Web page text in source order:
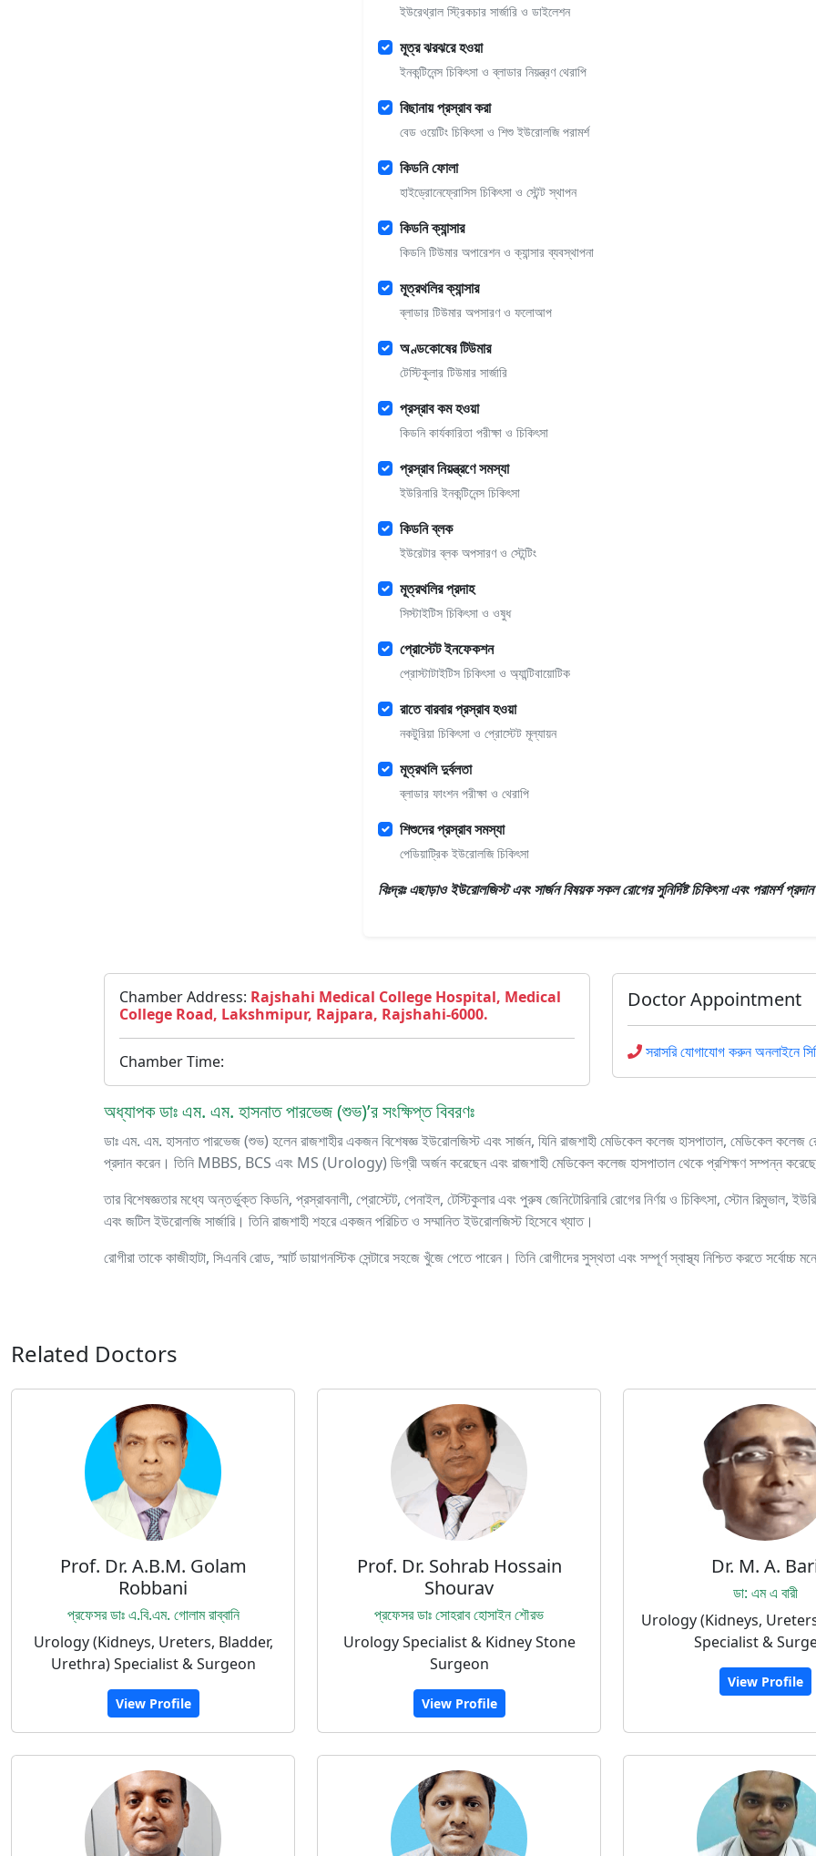
ইউরেথ্রাল স্ট্রিকচার সার্জারি ও ডাইলেশন
মূত্র ঝরঝরে হওয়া
ইনকন্টিনেন্স চিকিৎসা ও ব্লাডার নিয়ন্ত্রণ থেরাপি
বিছানায় প্রস্রাব করা
বেড ওয়েটিং চিকিৎসা ও শিশু ইউরোলজি পরামর্শ
কিডনি ফোলা
হাইড্রোনেফ্রোসিস চিকিৎসা ও স্টেন্ট স্থাপন
কিডনি ক্যান্সার
কিডনি টিউমার অপারেশন ও ক্যান্সার ব্যবস্থাপনা
মূত্রথলির ক্যান্সার
ব্লাডার টিউমার অপসারণ ও ফলোআপ
অণ্ডকোষের টিউমার
টেস্টিকুলার টিউমার সার্জারি
প্রস্রাব কম হওয়া
কিডনি কার্যকারিতা পরীক্ষা ও চিকিৎসা
প্রস্রাব নিয়ন্ত্রণে সমস্যা
ইউরিনারি ইনকন্টিনেন্স চিকিৎসা
কিডনি ব্লক
ইউরেটার ব্লক অপসারণ ও স্টেন্টিং
মূত্রথলির প্রদাহ
সিস্টাইটিস চিকিৎসা ও ওষুধ
প্রোস্টেট ইনফেকশন
প্রোস্টাটাইটিস চিকিৎসা ও অ্যান্টিবায়োটিক
রাতে বারবার প্রস্রাব হওয়া
নকটুরিয়া চিকিৎসা ও প্রোস্টেট মূল্যায়ন
মূত্রথলি দুর্বলতা
ব্লাডার ফাংশন পরীক্ষা ও থেরাপি
শিশুদের প্রস্রাব সমস্যা
পেডিয়াট্রিক ইউরোলজি চিকিৎসা
বিঃদ্রঃ এছাড়াওইউরোলজিস্ট এবং সার্জনবিষয়ক সকল রোগের সুনির্দিষ্ট চিকিৎসা এবং পরামর্শ
Chamber Address: Rajshahi Medical College Hospital, Medical
College Road, Lakshmipur, Rajpara, Rajshahi-6000.
Chamber Time:
Doctor Appointment
সরাসরি যোগাযোগ করুন অনলাইনে
অধ্যাপক ডাঃ এম. এম. হাসনাত পারভেজ (শুভ)’র সংক্ষিপ্ত বিবরণঃ
ডাঃ এম. এম. হাসনাত পারভেজ (শুভ) হলেন রাজশাহীর একজন বিশেষজ্ঞ ইউরোলজিস্ট এবং সার্জন, যিনি রাজশাহী মেডিকেল কলেজ হাসপাতাল, মেডিকেল কলেজ
প্রদান করেন। তিনি MBBS, BCS এবং MS (Urology) ডিগ্রী অর্জন করেছেন এবং রাজশাহী মেডিকেল কলেজ হাসপাতাল থেকে প্রশিক্ষণ সম্পন্ন
তার বিশেষজ্ঞতার মধ্যে অন্তর্ভুক্ত কিডনি, প্রস্রাবনালী, প্রোস্টেট, পেনাইল, টেস্টিকুলার এবং পুরুষ জেনিটোরিনারি রোগের নির্ণয় ও চিকিৎসা, স্টোন রিমুভাল,
এবং জটিল ইউরোলজি সার্জারি। তিনি রাজশাহী শহরে একজন পরিচিত ও সম্মানিত ইউরোলজিস্ট হিসেবে খ্যাত।
রোগীরা তাকে কাজীহাটা, সিএনবি রোড, স্মার্ট ডায়াগনস্টিক সেন্টারে সহজে খুঁজে পেতে পারেন। তিনি রোগীদের সুস্থতা এবং সম্পূর্ণ স্বাস্থ্য নিশ্চিত করতে সর্বোচ্চ
Related Doctors
Prof. Dr. A.B.M. Golam
Robbani
প্রফেসর ডাঃ এ.বি.এম. গোলাম রাব্বানি
Urology (Kidneys, Ureters, Bladder,
Urethra) Specialist & Surgeon
View Profile
Prof. Dr. Sohrab Hossain
Shourav
প্রফেসর ডাঃ সোহরাব হোসাইন শৌরভ
Urology Specialist & Kidney Stone
Surgeon
View Profile
Dr. M. A.
ডা: এম এ বারী
Urology (Kidneys,
Specialist &
View Profile